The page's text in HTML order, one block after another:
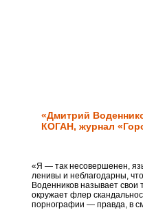
«Дмитрий
КОГАН, журнал
«Я — так несовершенен,
ленивы и неблагодарны,
Воденников называет свои
окружает флер
порнографии — правда, в